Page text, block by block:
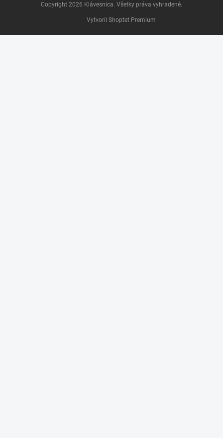
Vytvoril Shoptet Premium
Copyright 2026 Klávesnica. Všetky práva vyhradené.